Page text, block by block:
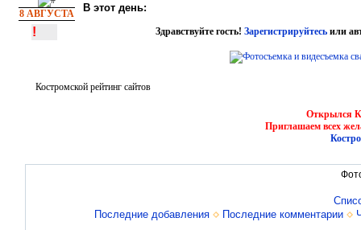
8 АВГУСТА В этот день:
! Здравствуйте гость! Зарегистрируйтесьили
Костромской рейтинг сайтов
Открылся
Приглашаем всех
Последние добавления
Последние комментарии